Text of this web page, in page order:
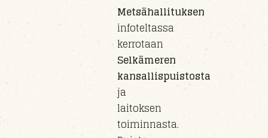
Metsähallituksen
infoteltassa
kerrotaan
Selkämeren
kansallispuistosta
ja
laitoksen
toiminnasta.